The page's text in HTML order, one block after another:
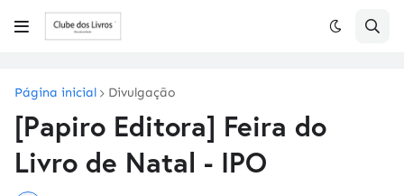
Página inicial Divulgação
[Papiro Editora] Feira do
Livro de Natal - IPO